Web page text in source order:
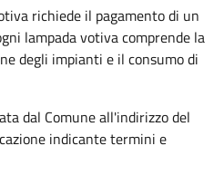
richiede il pagamento di un
lampada votiva comprende la
degli impianti e il consumo di
dal Comune all'indirizzo del
indicante termini e